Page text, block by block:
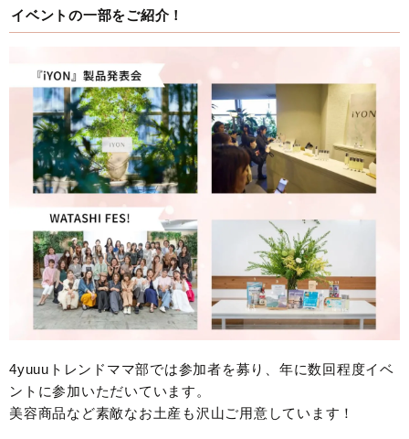
イベントの一部をご紹介！
4yuuuトレンドママ部では参加者を募り、年に数回程度イベ
ントに参加いただいています。
美容商品など素敵なお土産も沢山ご用意しています！